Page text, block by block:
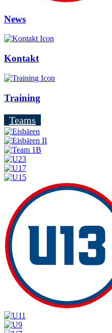
News
Kontakt
Training
Teams